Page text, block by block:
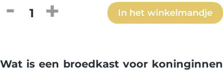
Producthoeveelheid: Voer deIn het winkelmandje
Wat is een broedkast voor koninginnen